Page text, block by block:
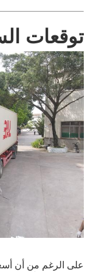
توقعات
على الرغم من أن